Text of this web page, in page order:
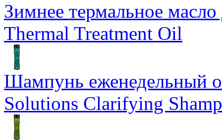
Зимнее термальное
Thermal Treatment Oil
Шампунь еженедельный
Solutions Clarifying